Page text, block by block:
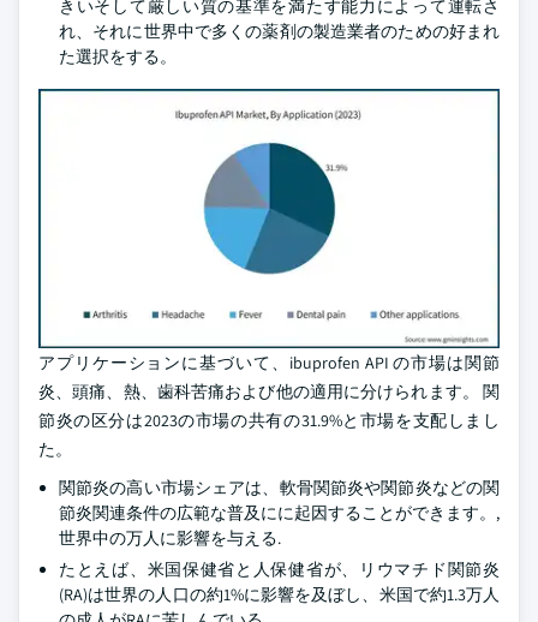
きいそして厳しい質の基準を満たす能力によって運転さ
れ、それに世界中で多くの薬剤の製造業者のための好まれ
た選択をする。
アプリケーションに基づいて、ibuprofen API の市場は関節
炎、頭痛、熱、歯科苦痛および他の適用に分けられます。 関
節炎の区分は2023の市場の共有の31.9%と市場を支配しまし
た。
関節炎の高い市場シェアは、軟骨関節炎や関節炎などの関
節炎関連条件の広範な普及にに起因することができます。,
世界中の万人に影響を与える.
たとえば、米国保健省と人保健省が、リウマチド関節炎
(RA)は世界の人口の約1%に影響を及ぼし、米国で約1.3万人